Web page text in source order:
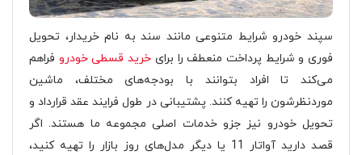
سپند خودرو شرایط متنوعی مانند سند به نام خریدار، تحویل
فوری و شرایط پرداخت منعطف را برای خرید قسطی خودرو فراهم
می‌کند تا افراد بتوانند با بودجه‌های مختلف، ماشین
موردنظرشون را تهیه کنند. پشتیبانی در طول فرایند عقد قرارداد و
تحویل خودرو نیز جزو خدمات اصلی مجموعه ما هستند. اگر
قصد دارید آواتار 11 یا دیگر مدل‌های روز بازار را تهیه کنید،